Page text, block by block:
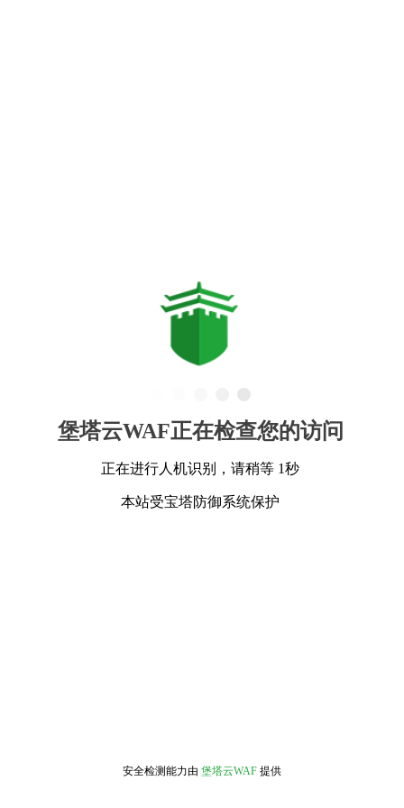
堡塔云WAF正在检查您的访问
正在进行人机识别，请稍等 1秒
本站受宝塔防御系统保护
安全检测能力由 堡塔云WAF 提供